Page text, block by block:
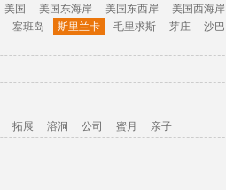
美国 美国东海岸 美国东西岸 美国西海岸
塞班岛 斯里兰卡 毛里求斯 芽庄 沙巴
拓展 溶洞 公司 蜜月 亲子